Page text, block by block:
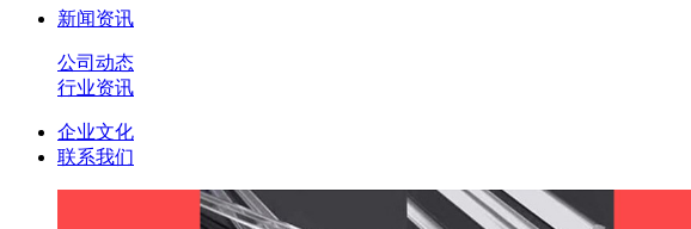
新闻资讯
公司动态
行业资讯
企业文化
联系我们